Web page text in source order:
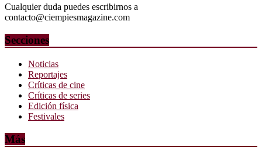
Cualquier duda puedes escribirnos a
contacto@ciempiesmagazine.com
Secciones
Noticias
Reportajes
Críticas de cine
Críticas de series
Edición física
Festivales
Más